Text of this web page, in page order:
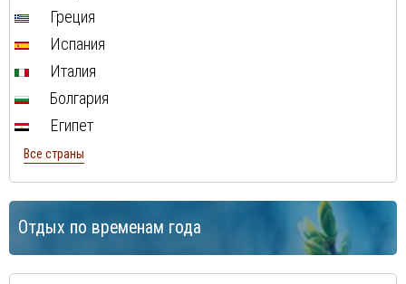
Греция
Испания
Италия
Болгария
Египет
Все страны
Отдых по временам года